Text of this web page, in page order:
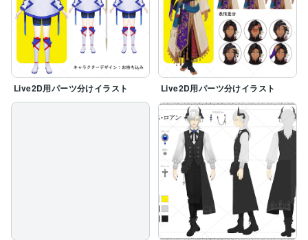
Live2D用パーツ分けイラスト Live2D用パーツ分けイラスト